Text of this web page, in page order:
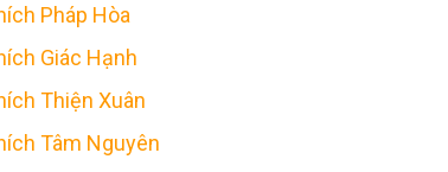
Pháp Hòa
Giác Hạnh
Thiện Xuân
Tâm Nguyên